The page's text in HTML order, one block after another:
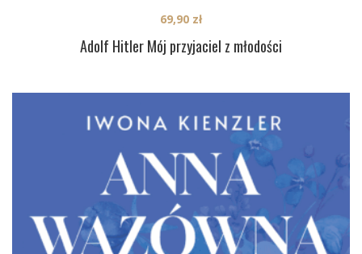
Adolf Hitler Mój przyjaciel z młodości
69,90 zł